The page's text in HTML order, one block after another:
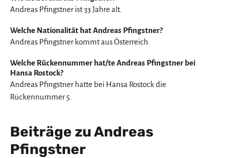
Andreas Pfingstner ist 33 Jahre alt.
Welche Nationalität hat Andreas Pfingstner?
Andreas Pfingstner kommt aus Österreich.
Welche Rückennummer hat/te Andreas Pfingstner bei
Hansa Rostock?
Andreas Pfingstner hatte bei Hansa Rostock die
Rückennummer 5.
Beiträge zu Andreas
Pfingstner